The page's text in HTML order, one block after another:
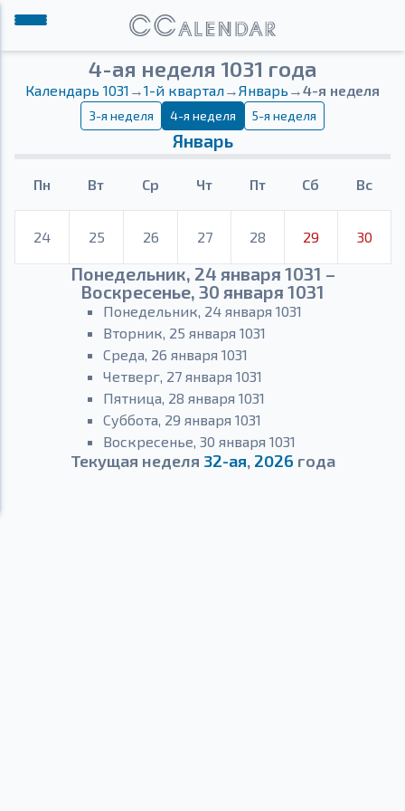
4-ая неделя 1031 года
Календарь 1031 →1-й квартал→Январь →4-я неделя
3-я неделя 4-я неделя 5-я неделя
Январь
Пн Вт Ср Чт Пт Сб Вс
24 25 26 27 28 29 30
Понедельник, 24 января 1031 –
Воскресенье, 30 января 1031
Понедельник, 24 января 1031
Вторник, 25 января 1031
Среда, 26 января 1031
Четверг, 27 января 1031
Пятница, 28 января 1031
Суббота, 29 января 1031
Воскресенье, 30 января 1031
Текущая неделя 32-ая, 2026 года